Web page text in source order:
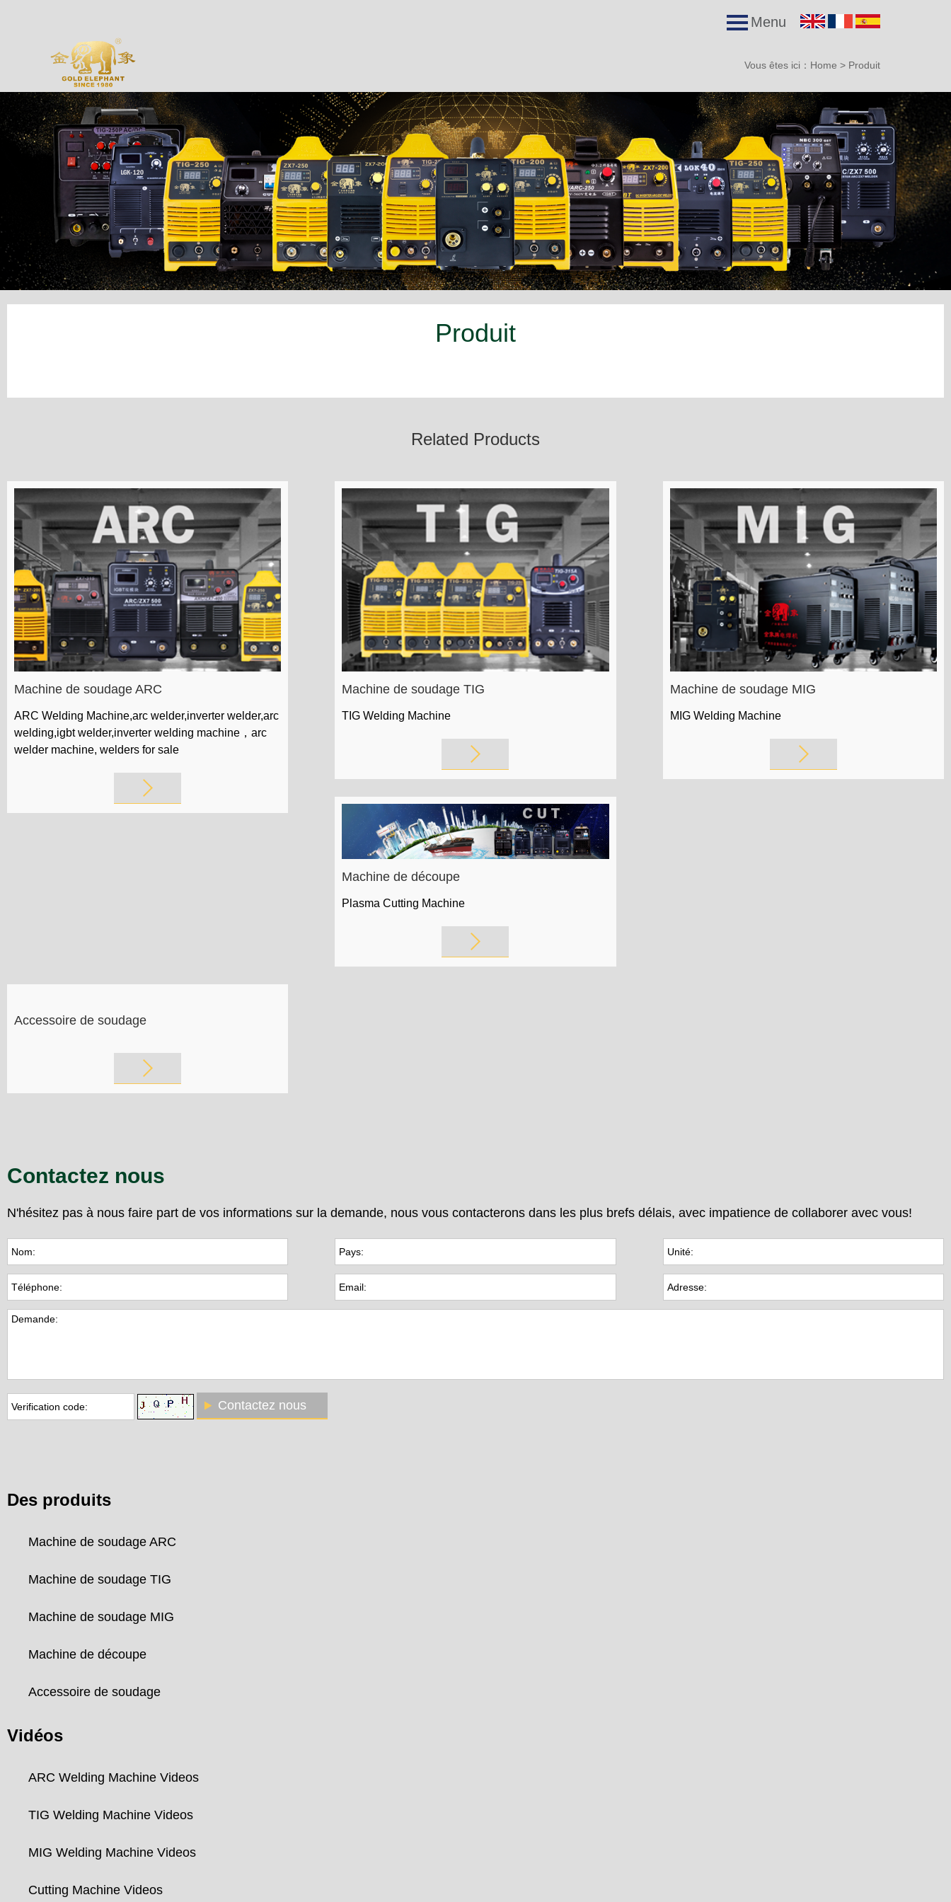
Menu
Vous êtes ici： Home > Produit
Application
Machine de découpe
Accessoire de soudage
Avantage Service mondial
Soutien Technique
Viens avec nous.
Nous Contacter
Notre Filiale
Quoi de neuf
Industry Knowledge
Expansion
Produit
Related Products
Machine de soudage ARC
ARC Welding Machine,arc welder,inverter welder,arc
welding,igbt welder,inverter welding machine，arc
welder machine, welders for sale
Machine de soudage TIG
TIG Welding Machine
Machine de soudage MIG
MIG Welding Machine
Machine de découpe
Plasma Cutting Machine
Accessoire de soudage
Contactez nous
N'hésitez pas à nous faire part de vos informations sur la demande, nous vous contacterons dans les plus brefs délais, avec impatience de collaborer avec vous!
Contactez nous
Des produits
Machine de soudage ARC
Machine de soudage TIG
Machine de soudage MIG
Machine de découpe
Accessoire de soudage
Vidéos
ARC Welding Machine Videos
TIG Welding Machine Videos
MIG Welding Machine Videos
Cutting Machine Videos